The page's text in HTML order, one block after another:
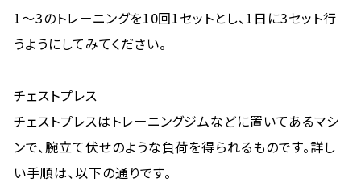
1～3のトレーニングを10回1セットとし、1日に3セット行
うようにしてみてください。
チェストプレス
チェストプレスはトレーニングジムなどに置いてあるマシ
ンで、腕立て伏せのような負荷を得られるものです。詳し
い手順は、以下の通りです。